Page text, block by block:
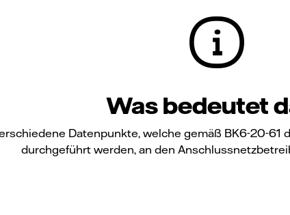
Was bedeutet
Datenpunkte, welche gemäß BK6-20-
durchgeführt werden, an den